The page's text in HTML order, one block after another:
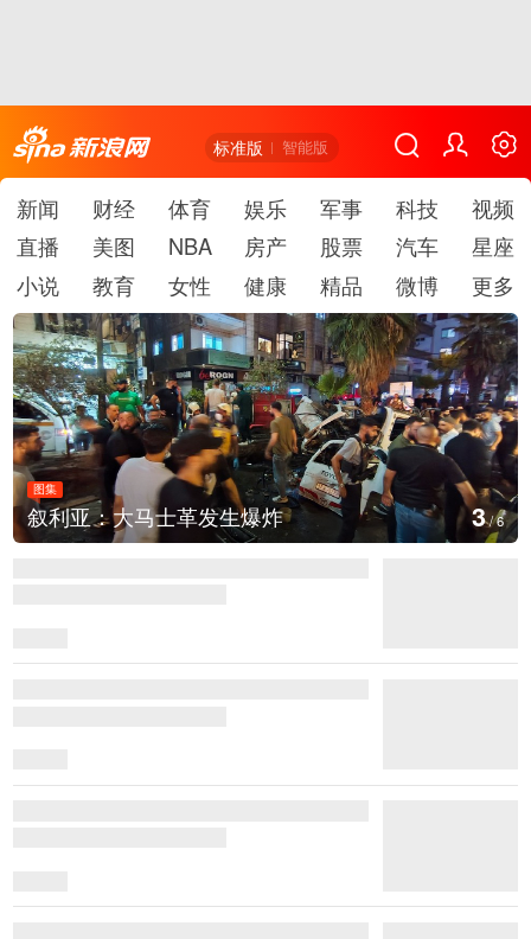
标准版 智能版
新闻 财经 体育 娱乐 军事 科技
视频
直播
美图 NBA 房产 股票 汽车
星座
小说
教育 女性 健康 精品 微博 更多
马士革发生爆炸
图集
云南弥勒
4/6